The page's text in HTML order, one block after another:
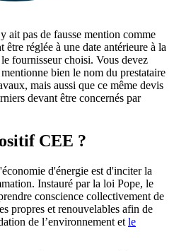
ait pas de fausse mention comme
être réglée à une date antérieure à la
fournisseur choisi. Vous devez
bien le nom du prestataire
mais aussi que ce même devis
devant être concernés par
CEE ?
d'énergie est d'inciter la
Instauré par la loi Pope, le
conscience collectivement de
propres et renouvelables afin de
de l’environnement et le